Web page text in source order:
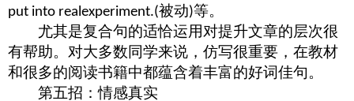
put into realexperiment.(被动)等。
尤其是复合句的适恰运用对提升文章的层次很
有帮助。对大多数同学来说，仿写很重要，在教材
和很多的阅读书籍中都蕴含着丰富的好词佳句。
第五招：情感真实